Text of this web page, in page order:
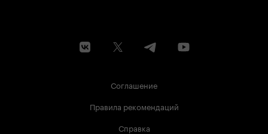
Соглашение
Правила рекомендаций
Справка